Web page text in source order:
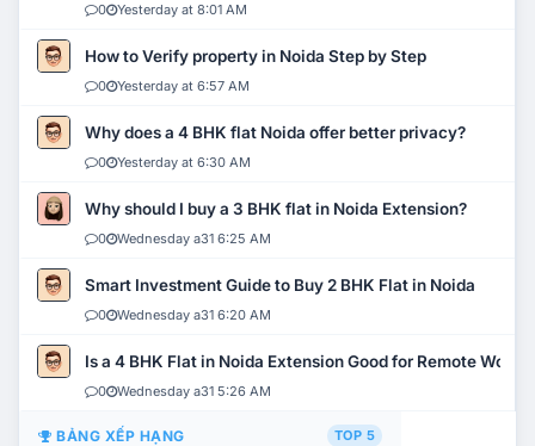
0 Yesterday at 8:01 AM
How to Verify property in Noida Step by Step
0 Yesterday at 6:57 AM
Why does a 4 BHK flat Noida offer better privacy?
0 Yesterday at 6:30 AM
Why should I buy a 3 BHK flat in Noida Extension?
0 Wednesday a31 6:25 AM
Smart Investment Guide to Buy 2 BHK Flat in Noida
0 Wednesday a31 6:20 AM
Is a 4 BHK Flat in Noida Extension Good for Remote Work?
0 Wednesday a31 5:26 AM
BẢNG XẾP HẠNG TOP 5